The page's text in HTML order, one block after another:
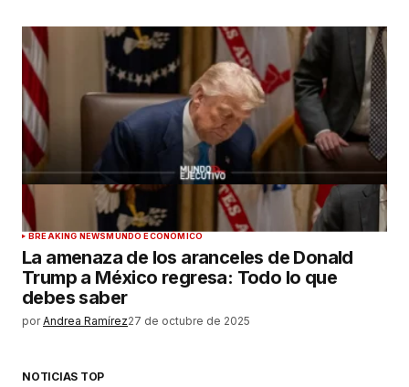
BREAKING NEWSMUNDO ECONÓMICO
La amenaza de los aranceles de Donald
Trump a México regresa: Todo lo que
debes saber
por Andrea Ramírez27 de octubre de 2025
NOTICIAS TOP